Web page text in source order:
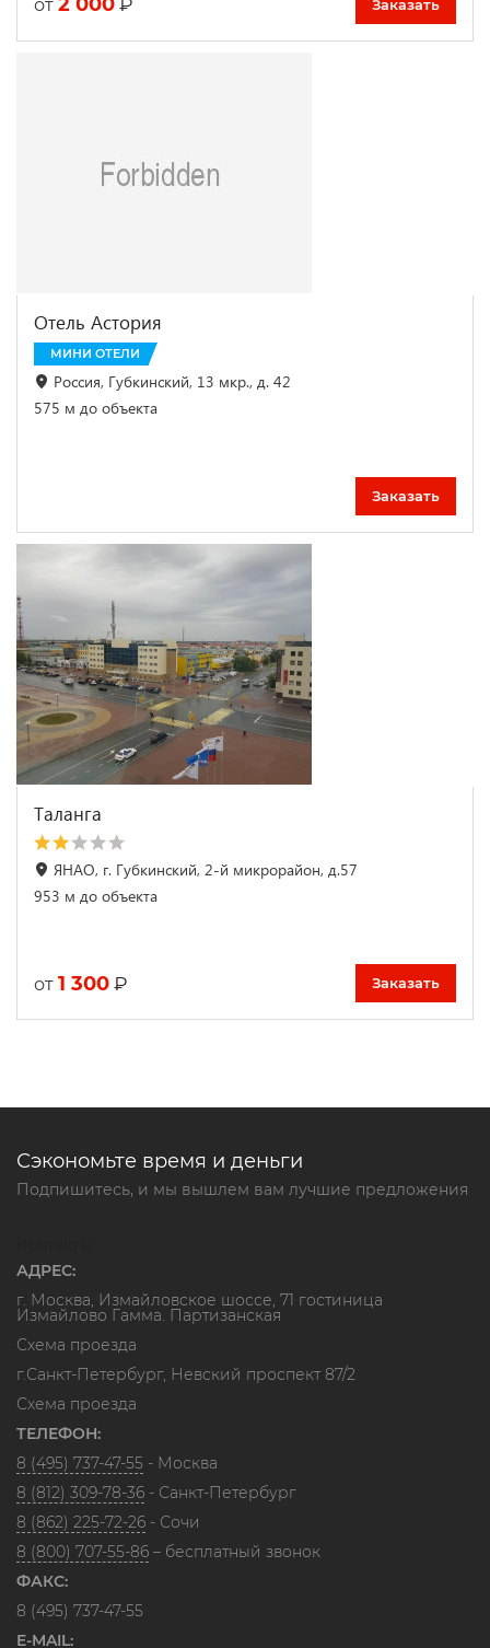
от ₽ Заказать
Отель Астория
МИНИ ОТЕЛИ
Россия, Губкинский, 13 мкр., д. 42
575 м до объекта
Заказать
Таланга
ЯНАО, г. Губкинский, 2-й микрорайон, д.57
953 м до объекта
от 1 300 ₽ Заказать
Сэкономьте время и деньги
Подпишитесь, и мы вышлем вам лучшие предложения
АДРЕС:
г. Москва, Измайловское шоссе, 71 гостиница
Измайлово Гамма. Партизанская
Схема проезда
г.Санкт-Петербург, Невский проспект 87/2
Схема проезда
ТЕЛЕФОН:
8 (495) 737-47-55 - Москва
8 (812) 309-78-36 - Санкт-Петербург
8 (862) 225-72-26 - Сочи
8 (800) 707-55-86 – бесплатный звонок
ФАКС:
8 (495) 737-47-55
E-MAIL: